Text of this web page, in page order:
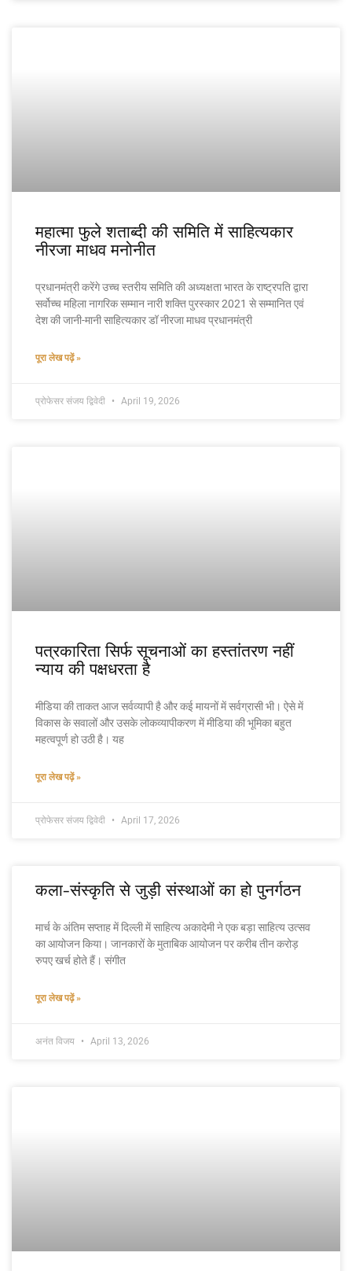
महात्मा फुले शताब्दी की समिति में साहित्यकार
नीरजा माधव मनोनीत
प्रधानमंत्री करेंगे उच्च स्तरीय समिति की अध्यक्षता भारत के राष्ट्रपति द्वारा
सर्वोच्च महिला नागरिक सम्मान नारी शक्ति पुरस्कार 2021 से सम्मानित एवं
देश की जानी-मानी साहित्यकार डॉ नीरजा माधव प्रधानमंत्री
पूरा लेख पढ़ें »
प्रोफेसर संजय द्विवेदी April 19, 2026
पत्रकारिता सिर्फ सूचनाओं का हस्तांतरण नहीं
न्याय की पक्षधरता है
मीडिया की ताकत आज सर्वव्यापी है और कई मायनों में सर्वग्रासी भी। ऐसे में
विकास के सवालों और उसके लोकव्यापीकरण में मीडिया की भूमिका बहुत
महत्वपूर्ण हो उठी है। यह
पूरा लेख पढ़ें »
प्रोफेसर संजय द्विवेदी April 17, 2026
कला-संस्कृति से जुड़ी संस्थाओं का हो पुनर्गठन
मार्च के अंतिम सप्ताह में दिल्ली में साहित्य अकादेमी ने एक बड़ा साहित्य उत्सव
का आयोजन किया। जानकारों के मुताबिक आयोजन पर करीब तीन करोड़
रुपए खर्च होते हैं। संगीत
पूरा लेख पढ़ें »
अनंत विजय April 13, 2026